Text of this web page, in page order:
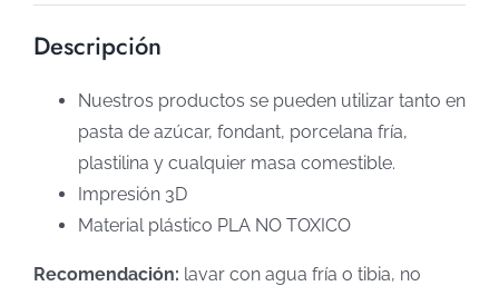
Descripción
Nuestros productos se pueden utilizar tanto en
pasta de azúcar, fondant, porcelana fría,
plastilina y cualquier masa comestible.
Impresión 3D
Material plástico PLA NO TOXICO
Recomendación: lavar con agua fría o tibia, no